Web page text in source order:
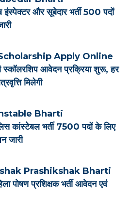
और सूबेदार भर्ती 500 पदों
Apply Online
आवेदन प्रक्रिया शुरू, हर
मिलेगी
Bharti
कांस्टेबल भर्ती 7500 पदों के लिए
जारी
Prashikshak Bharti
पोषण प्रशिक्षक भर्ती आवेदन एवं